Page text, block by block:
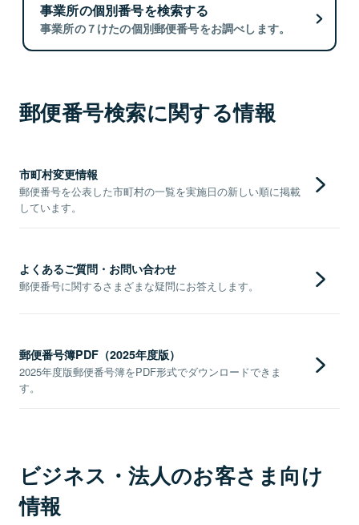
事業所の個別番号を検索する
事業所の７けたの個別郵便番号をお調べします。
郵便番号検索に関する情報
市町村変更情報
郵便番号を公表した市町村の一覧を実施日の新しい順に掲載
しています。
よくあるご質問・お問い合わせ
郵便番号に関するさまざまな疑問にお答えします。
郵便番号簿PDF（2025年度版）
2025年度版郵便番号簿をPDF形式でダウンロードできま
す。
ビジネス・法人のお客さま向け
情報